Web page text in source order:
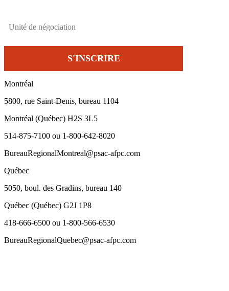
Montréal
5800, rue Saint-Denis, bureau 1104
Montréal (Québec) H2S 3L5
514-875-7100 ou 1-800-642-8020
BureauRegionalMontreal@psac-afpc.com
Québec
5050, boul. des Gradins, bureau 140
Québec (Québec) G2J 1P8
418-666-6500 ou 1-800-566-6530
BureauRegionalQuebec@psac-afpc.com